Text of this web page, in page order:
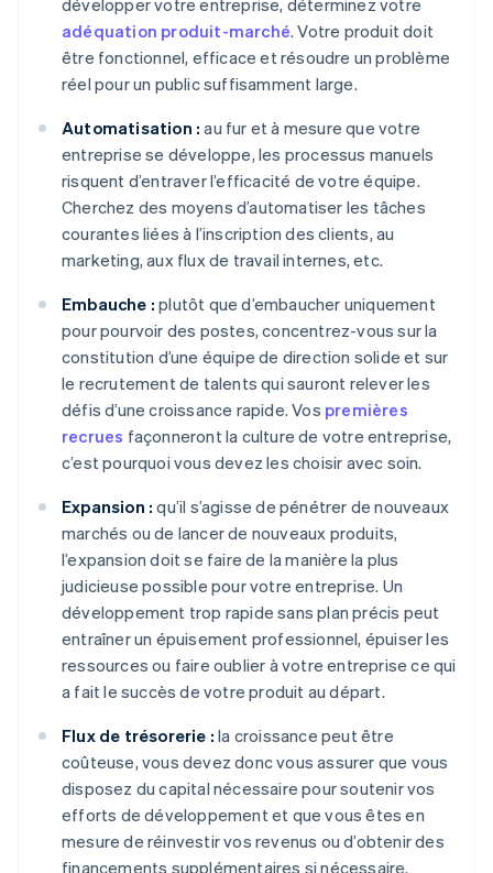
développer votre entreprise, déterminez votre
adéquation produit-marché. Votre produit doit
être fonctionnel, efficace et résoudre un problème
réel pour un public suffisamment large.
Automatisation : au fur et à mesure que votre
entreprise se développe, les processus manuels
risquent d’entraver l’efficacité de votre équipe.
Cherchez des moyens d’automatiser les tâches
courantes liées à l’inscription des clients, au
marketing, aux flux de travail internes, etc.
Embauche : plutôt que d’embaucher uniquement
pour pourvoir des postes, concentrez-vous sur la
constitution d’une équipe de direction solide et sur
le recrutement de talents qui sauront relever les
défis d’une croissance rapide. Vos premières
recrues façonneront la culture de votre entreprise,
c’est pourquoi vous devez les choisir avec soin.
Expansion : qu’il s’agisse de pénétrer de nouveaux
marchés ou de lancer de nouveaux produits,
l’expansion doit se faire de la manière la plus
judicieuse possible pour votre entreprise. Un
développement trop rapide sans plan précis peut
entraîner un épuisement professionnel, épuiser les
ressources ou faire oublier à votre entreprise ce qui
a fait le succès de votre produit au départ.
Flux de trésorerie : la croissance peut être
coûteuse, vous devez donc vous assurer que vous
disposez du capital nécessaire pour soutenir vos
efforts de développement et que vous êtes en
mesure de réinvestir vos revenus ou d’obtenir des
financements supplémentaires si nécessaire.